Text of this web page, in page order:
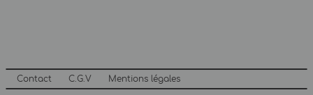
Contact C.G.V Mentions légales